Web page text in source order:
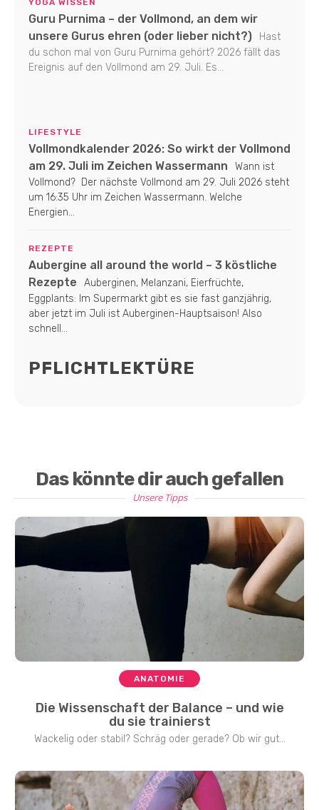
Guru Purnima – der Vollmond, an dem wir
unsere Gurus ehren (oder lieber nicht?)
Hast
du schon mal von Guru Purnima gehört? 2026 fällt das
Ereignis auf den Vollmond am 29. Juli. Es...
LIFESTYLE
Vollmondkalender 2026: So wirkt der Vollmond
am 29. Juli im Zeichen Wassermann
Wann ist
Vollmond? Der nächste Vollmond am 29. Juli 2026 steht
um 16:35 Uhr im Zeichen Wassermann. Welche
Energien...
REZEPTE
Aubergine all around the world – 3 köstliche
Rezepte
Auberginen, Melanzani, Eierfrüchte,
Eggplants: Im Supermarkt gibt es sie fast ganzjährig,
aber jetzt im Juli ist Auberginen-Hauptsaison! Also
schnell...
PFLICHTLEKTÜRE
Das könnte dir auch gefallen
Unsere Tipps
ANATOMIE
Die Wissenschaft der Balance – und wie
du sie trainierst
Wackelig oder stabil? Schräg oder gerade? Ob wir gut...